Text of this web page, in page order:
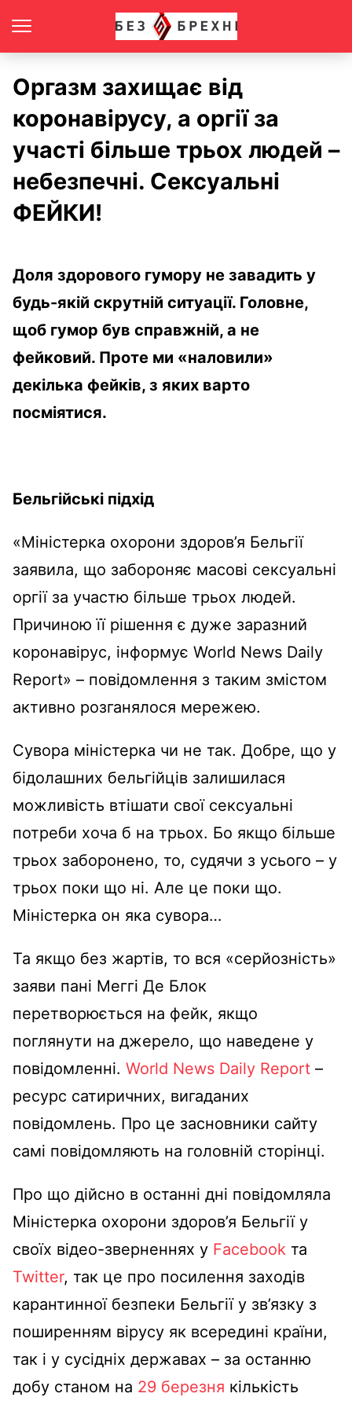
Оргазм захищає від
коронавірусу, а оргії за
участі більше трьох людей –
небезпечні. Сексуальні
ФЕЙКИ!
Доля здорового гумору не завадить у
будь-якій скрутній ситуації. Головне,
щоб гумор був справжній, а не
фейковий. Проте ми «наловили»
декілька фейків, з яких варто
посміятися.
Бельгійські підхід
«Міністерка охорони здоров’я Бельгії
заявила, що забороняє масові сексуальні
оргії за участю більше трьох людей.
Причиною її рішення є дуже заразний
коронавірус, інформує World News Daily
Report» – повідомлення з таким змістом
активно розганялося мережею.
Сувора міністерка чи не так. Добре, що у
бідолашних бельгійців залишилася
можливість втішати свої сексуальні
потреби хоча б на трьох. Бо якщо більше
трьох заборонено, то, судячи з усього – у
трьох поки що ні. Але це поки що.
Міністерка он яка сувора…
Та якщо без жартів, то вся «серйозність»
заяви пані Меггі Де Блок
перетворюється на фейк, якщо
поглянути на джерело, що наведене у
повідомленні. World News Daily Report –
ресурс сатиричних, вигаданих
повідомлень. Про це засновники сайту
самі повідомляють на головній сторінці.
Про що дійсно в останні дні повідомляла
Міністерка охорони здоров’я Бельгії у
своїх відео-зверненнях у Facebook та
Twitter, так це про посилення заходів
карантинної безпеки Бельгії у зв’язку з
поширенням вірусу як всередині країни,
так і у сусідніх державах – за останню
добу станом на 29 березня кількість